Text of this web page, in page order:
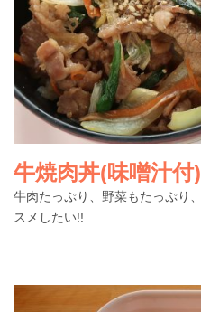
牛焼肉丼(味噌汁付)
牛肉たっぷり、野菜もたっぷり
スメしたい!!